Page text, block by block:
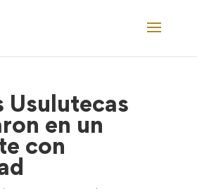
Usulutecas
en un
con